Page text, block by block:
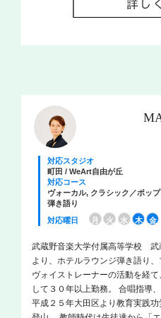
対応スタジオ
町田 / WeArt自由が丘
対応コース
ヴォーカル, クラシック／ポッ
弾き語り
対応曜日
月 火 水 木 金
武蔵野音楽大学付属高等学校 武
より、ホテルラウンジ弾き語り
ヴォイストレーナーの活動を経
して３０年以上勤務。 合唱指導
平成２５年大田区より教育実践